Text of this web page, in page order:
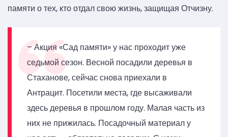
памяти о тех, кто отдал свою жизнь, защищая Отчизну.
– Акция «Сад памяти» у нас проходит уже
седьмой сезон. Весной посадили деревья в
Стаханове, сейчас снова приехали в
Антрацит. Посетили места, где высаживали
здесь деревья в прошлом году. Малая часть из
них не прижилась. Посадочный материал у